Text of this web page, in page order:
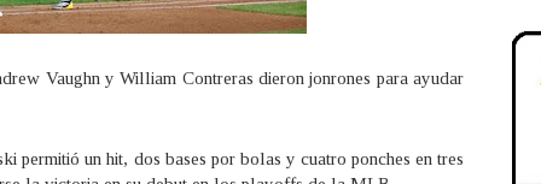
Vaughn y William Contreras dieron jonrones para ayudar
permitió un hit, dos bases por bolas y cuatro ponches en tres